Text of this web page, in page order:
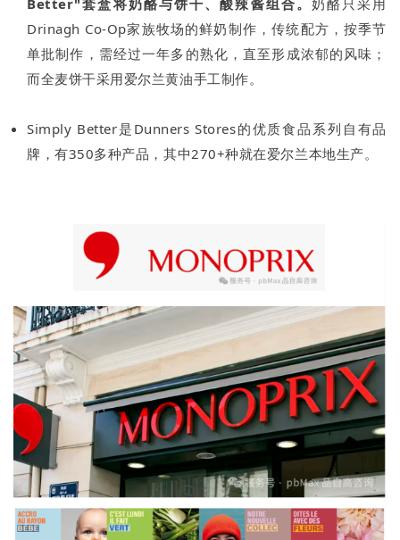
Better"套盒将奶酪与饼干、酸辣酱组合。奶酪只采用
Drinagh Co-Op家族牧场的鲜奶制作，传统配方，按季节
单批制作，需经过一年多的熟化，直至形成浓郁的风味；
而全麦饼干采用爱尔兰黄油手工制作。
Simply Better是Dunners Stores的优质食品系列自有品
牌，有350多种产品，其中270+种就在爱尔兰本地生产。